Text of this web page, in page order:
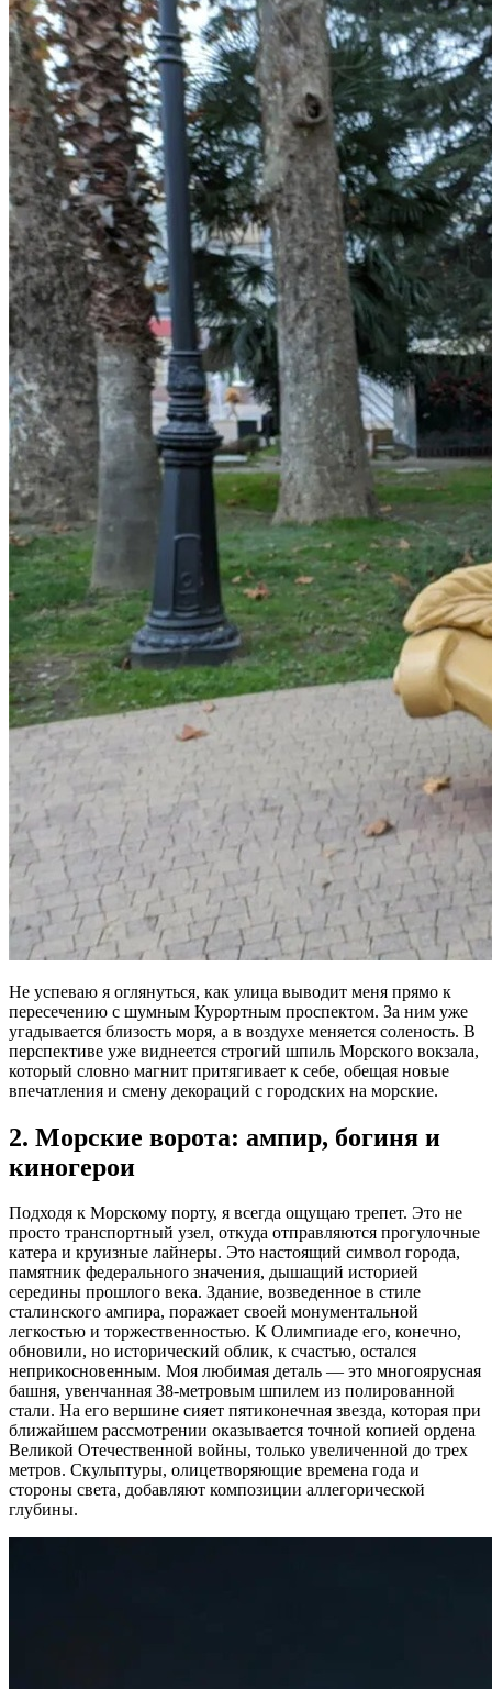
Не успеваю я оглянуться, как улица выводит меня прямо к
пересечению с шумным Курортным проспектом. За ним уже
угадывается близость моря, а в воздухе меняется соленость. В
перспективе уже виднеется строгий шпиль Морского вокзала,
который словно магнит притягивает к себе, обещая новые
впечатления и смену декораций с городских на морские.
2. Морские ворота: ампир, богиня и
киногерои
Подходя к Морскому порту, я всегда ощущаю трепет. Это не
просто транспортный узел, откуда отправляются прогулочные
катера и круизные лайнеры. Это настоящий символ города,
памятник федерального значения, дышащий историей
середины прошлого века. Здание, возведенное в стиле
сталинского ампира, поражает своей монументальной
легкостью и торжественностью. К Олимпиаде его, конечно,
обновили, но исторический облик, к счастью, остался
неприкосновенным. Моя любимая деталь — это многоярусная
башня, увенчанная 38-метровым шпилем из полированной
стали. На его вершине сияет пятиконечная звезда, которая при
ближайшем рассмотрении оказывается точной копией ордена
Великой Отечественной войны, только увеличенной до трех
метров. Скульптуры, олицетворяющие времена года и
стороны света, добавляют композиции аллегорической
глубины.